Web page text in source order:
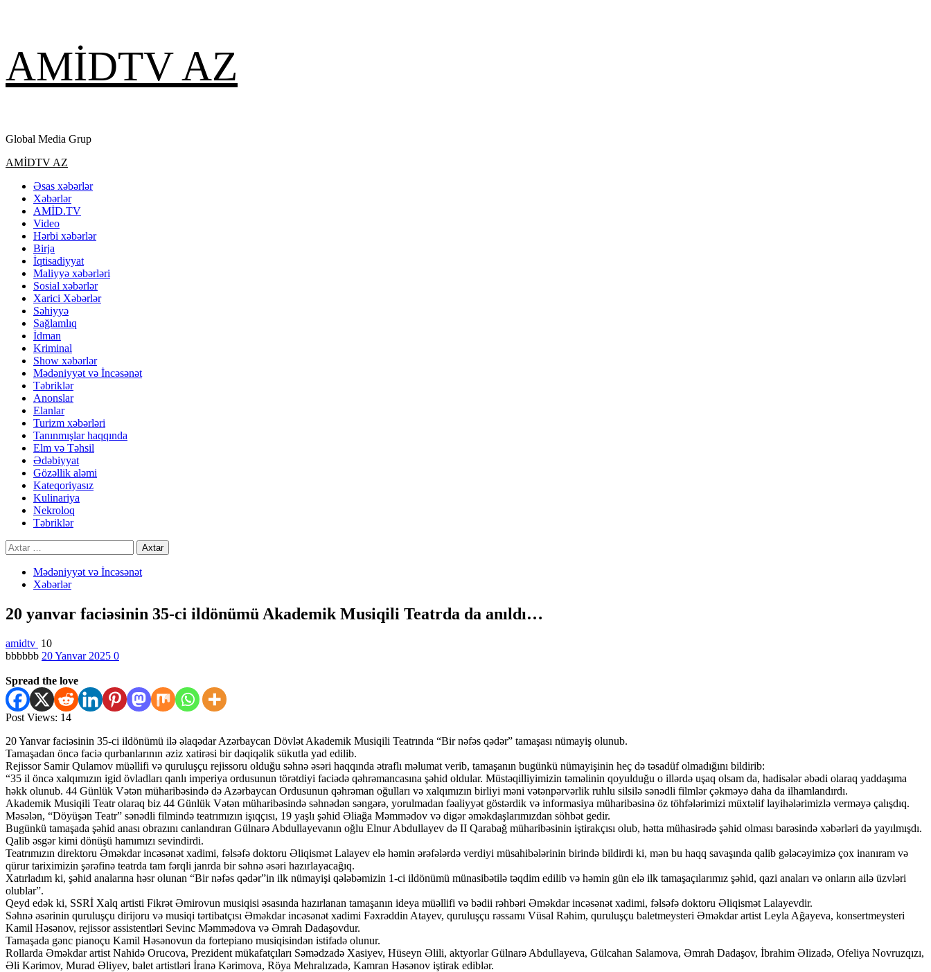
content
AMİDTV AZ
Global Media Grup
Primary
AMİDTV AZ
Əsas xəbərlər
Xəbərlər
AMİD.TV
Video
Hərbi xəbərlər
Birja
İqtisadiyyat
Maliyyə xəbərləri
Sosial xəbərlər
Xarici Xəbərlər
Səhiyyə
Sağlamlıq
İdman
Kriminal
Show xəbərlər
Mədəniyyət və İncəsənət
Təbriklər
Anonslar
Elanlar
Turizm xəbərləri
Tanınmışlar haqqında
Elm və Təhsil
Ədəbiyyat
Gözəllik aləmi
Kateqoriyasız
Kulinariya
Nekroloq
Təbriklər
Axtarış:
Mədəniyyət və İncəsənət
Xəbərlər
20 yanvar faciəsinin 35-ci ildönümü Akademik Musiqili Teatrda da anıldı…
amidtv 10
bbbbbb 20 Yanvar 2025 0
Spread the love
Post Views: 14
20 Yanvar faciəsinin 35-ci ildönümü ilə əlaqədar Azərbaycan Dövlət Akademik Musiqili Teatrında “Bir nəfəs qədər” tamaşası nümayiş olunub.
Tamaşadan öncə faciə qurbanlarının əziz xatirəsi bir dəqiqəlik sükutla yad edilib.
Rejissor Samir Qulamov müəllifi və quruluşçu rejissoru olduğu səhnə əsəri haqqında ətraflı məlumat verib, tamaşanın bugünkü nümayişinin heç də təsadüf olmadığını bildirib:
“35 il öncə xalqımızın igid övladları qanlı imperiya ordusunun törətdiyi faciədə qəhrəmancasına şəhid oldular. Müstəqilliyimizin təməlinin qoyulduğu o illərdə uşaq olsam da, hadisələr əbədi olaraq yaddaşıma
həkk olunub. 44 Günlük Vətən müharibəsində də Azərbaycan Ordusunun qəhrəman oğulları və xalqımızın birliyi məni vətənpərvərlik ruhlu silsilə sənədli filmlər çəkməyə daha da ilhamlandırdı.
Akademik Musiqili Teatr olaraq biz 44 Günlük Vətən müharibəsində səhnədən səngərə, yorulmadan fəaliyyət göstərdik və informasiya müharibəsinə öz töhfələrimizi müxtəlif layihələrimizlə verməyə çalışdıq.
Məsələn, “Döyüşən Teatr” sənədli filmində teatrımızın işıqçısı, 19 yaşlı şəhid Əliağa Məmmədov və digər əməkdaşlarımızdan söhbət gedir.
Bugünkü tamaşada şəhid anası obrazını canlandıran Gülnarə Abdullayevanın oğlu Elnur Abdullayev də II Qarabağ müharibəsinin iştirakçısı olub, hətta mühasirədə şəhid olması barəsində xəbərləri də yayılmışdı.
Qalib əsgər kimi dönüşü hamımızı sevindirdi.
Teatrımızın direktoru Əməkdar incəsənət xadimi, fəlsəfə doktoru Əliqismət Lalayev elə həmin ərəfələrdə verdiyi müsahibələrinin birində bildirdi ki, mən bu haqq savaşında qalib gələcəyimizə çox inanıram və
qürur tariximizin şərəfinə teatrda tam fərqli janrda bir səhnə əsəri hazırlayacağıq.
Xatırladım ki, şəhid analarına həsr olunan “Bir nəfəs qədər”in ilk nümayişi qələbəmizin 1-ci ildönümü münasibətilə təqdim edilib və həmin gün elə ilk tamaşaçılarımız şəhid, qazi anaları və onların ailə üzvləri
olublar”.
Qeyd edək ki, SSRİ Xalq artisti Fikrət Əmirovun musiqisi əsasında hazırlanan tamaşanın ideya müəllifi və bədii rəhbəri Əməkdar incəsənət xadimi, fəlsəfə doktoru Əliqismət Lalayevdir.
Səhnə əsərinin quruluşçu dirijoru və musiqi tərtibatçısı Əməkdar incəsənət xadimi Fəxrəddin Atayev, quruluşçu rəssamı Vüsal Rəhim, quruluşçu baletmeysteri Əməkdar artist Leyla Ağayeva, konsertmeysteri
Kamil Həsənov, rejissor assistentləri Sevinc Məmmədova və Əmrah Dadaşovdur.
Tamaşada gənc pianoçu Kamil Həsənovun da fortepiano musiqisindən istifadə olunur.
Rollarda Əməkdar artist Nahidə Orucova, Prezident mükafatçıları Səmədzadə Xasiyev, Hüseyn Əlili, aktyorlar Gülnarə Abdullayeva, Gülcahan Salamova, Əmrah Dadaşov, İbrahim Əlizadə, Ofeliya Novruzqızı,
Əli Kərimov, Murad Əliyev, balet artistləri İranə Kərimova, Röya Mehralızadə, Kamran Həsənov iştirak ediblər.